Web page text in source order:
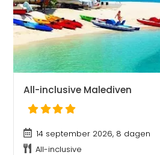
All-inclusive Malediven
14 september 2026, 8 dagen
All-inclusive